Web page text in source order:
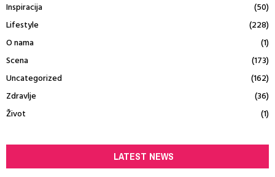
Inspiracija
(50)
Lifestyle
(228)
O nama
(1)
Scena
(173)
Uncategorized
(162)
Zdravlje
(36)
Život
(1)
LATEST NEWS